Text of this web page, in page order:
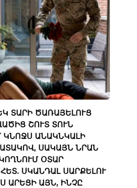
ՏԱՐԻ ԾԱՌԱՅԵԼՈՒՑ
ՇՈՒՏ ՏՈՒՆ
ԿՆՈՋՍ ԱՆԱԿՆԿԱԼԻ
ՍԱԿԱՅՆ ՆՐԱՆ
ՕՏԱՐ
ՍԿԱՆԴԱԼ ՍԱՐՔԵԼՈՒ
ԱՐԵՑԻ ԱՅՆ, ԻՆՉԸ